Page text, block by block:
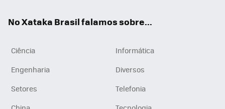
No Xataka Brasil falamos sobre...
Ciência
Informática
Engenharia
Diversos
Setores
Telefonia